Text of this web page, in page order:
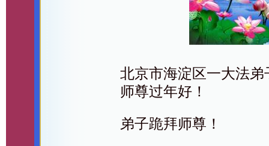
北京市海淀区一大法
师尊过年好！
弟子跪拜师尊！